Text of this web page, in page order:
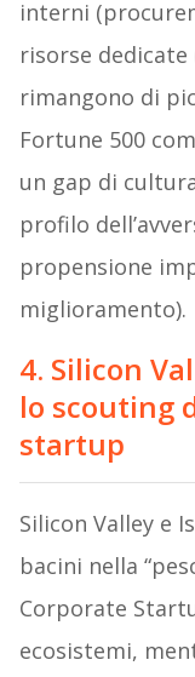
interni
risorse dedicate
rimangono di
Fortune 500
un gap di
profilo
propensione
miglioramento).
4. Silicon
lo scouting
startup
Silicon Valley e
bacini nella
Corporate
ecosistemi,